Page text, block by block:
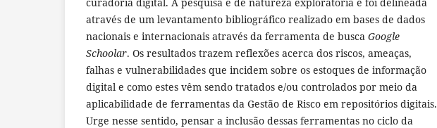
através de um levantamento bibliográfico realizado em bases de dados
nacionais e internacionais através da ferramenta de busca Google
Schoolar. Os resultados trazem reflexões acerca dos riscos, ameaças,
falhas e vulnerabilidades que incidem sobre os estoques de informação
digital e como estes vêm sendo tratados e/ou controlados por meio da
aplicabilidade de ferramentas da Gestão de Risco em repositórios digitais.
Urge nesse sentido, pensar a inclusão dessas ferramentas no ciclo da